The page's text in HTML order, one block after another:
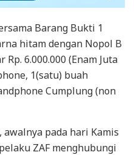
Barang Bukti 1
hitam dengan Nopol B
6.000.000 (Enam Juta
1(satu) buah
Cumplung (non
pada hari Kamis
ZAF menghubungi